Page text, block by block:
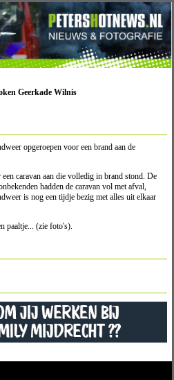
Geerkade Wilnis
opgeroepen voor een brand aan de
caravan aan die volledig in brand stond. De
hadden de caravan vol met afval,
is nog een tijdje bezig met alles uit elkaar
paaltje... (zie foto's).